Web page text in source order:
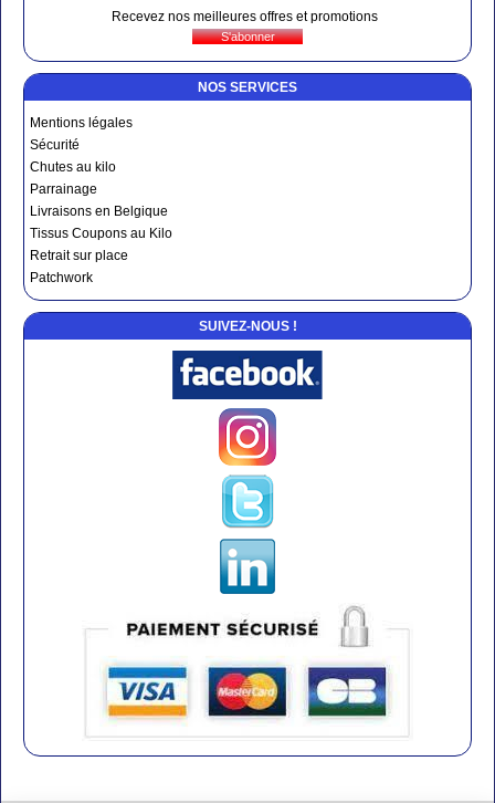
Recevez nos meilleures offres et promotions
NOS SERVICES
Mentions légales
Sécurité
Chutes au kilo
Parrainage
Livraisons en Belgique
Tissus Coupons au Kilo
Retrait sur place
Patchwork
SUIVEZ-NOUS !